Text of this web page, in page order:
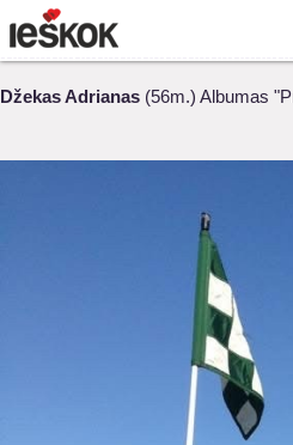
Džekas Adrianas (56m.) Albumas